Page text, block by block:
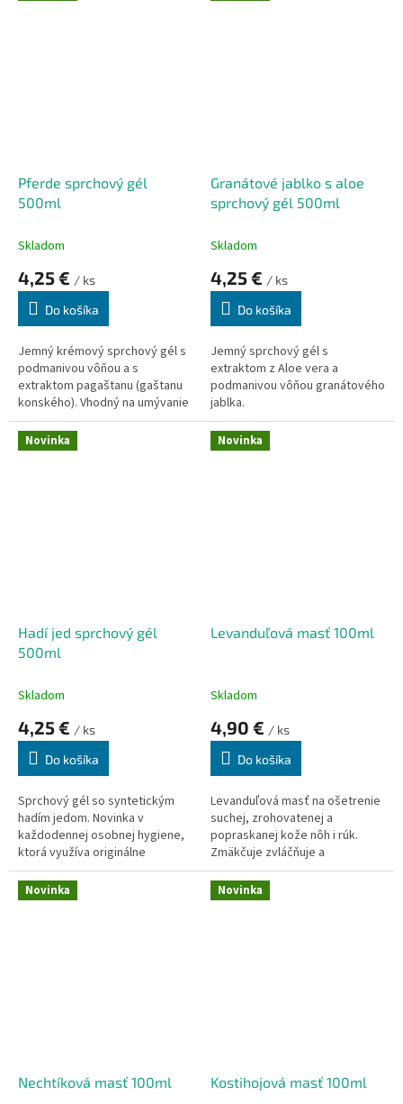
pokožku.
Pferde sprchový gél
500ml
Skladom
4,25 € / ks
Do košíka
Jemný krémový sprchový gél s
podmanivou vôňou a s
extraktom pagaštanu (gaštanu
konského). Vhodný na umývanie
celého tela.
Granátové jablko s aloe
sprchový gél 500ml
Skladom
4,25 € / ks
Do košíka
Jemný sprchový gél s
extraktom z Aloe vera a
podmanivou vôňou granátového
jablka.
Novinka
Hadí jed sprchový gél
500ml
Skladom
4,25 € / ks
Do košíka
Sprchový gél so syntetickým
hadím jedom. Novinka v
každodennej osobnej hygiene,
ktorá využíva originálne
komponenty na skvalitnenie
starostlivosti o pokožku celého
tela.
Novinka
Levanduľová masť 100ml
Skladom
4,90 € / ks
Do košíka
Levanduľová masť na ošetrenie
suchej, zrohovatenej a
popraskanej kože nôh i rúk.
Zmäkčuje zvláčňuje a
regeneruje kožu na
exponovaných miestach (dlane,
lakte, päty, kolená).
Novinka
Nechtíková masť 100ml
Novinka
Kostihojová masť 100ml